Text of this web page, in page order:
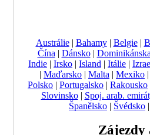
Austrálie| Bahamy| Belgie|
Čína| Dánsko|
Indie | Irsko | Island | Itálie |
| Maďarsko | Malta | Mexiko
Polsko | Portugalsko | Rakousko
Slovinsko| Spoj. arab.
Španělsko | Švédsko
Zájezdy